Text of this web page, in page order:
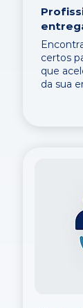
certos
que
da sua